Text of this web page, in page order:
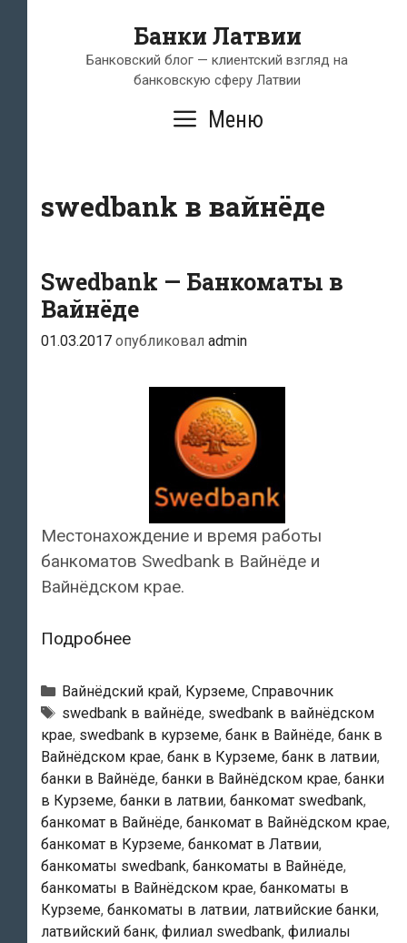
содержимому
Банки Латвии
Банковский блог — клиентский взгляд на
банковскую сферу Латвии
Меню
swedbank в вайнёде
Swedbank — Банкоматы в
Вайнёде
01.03.2017 опубликовал admin
Местонахождение и время работы
банкоматов Swedbank в Вайнёде и
Вайнёдском крае.
ПодробнееSwedbank
Банкоматы
в
Вайнёде
Рубрики
Вайнёдский край, Курземе, Справочник
Тэги
swedbank в вайнёде, swedbank в вайнёдском
крае, swedbank в курземе, банк в Вайнёде, банк в
Вайнёдском крае, банк в Курземе, банк в латвии,
банки в Вайнёде, банки в Вайнёдском крае, банки
в Курземе, банки в латвии, банкомат swedbank,
банкомат в Вайнёде, банкомат в Вайнёдском крае,
банкомат в Курземе, банкомат в Латвии,
банкоматы swedbank, банкоматы в Вайнёде,
банкоматы в Вайнёдском крае, банкоматы в
Курземе, банкоматы в латвии, латвийские банки,
латвийский банк, филиал swedbank, филиалы